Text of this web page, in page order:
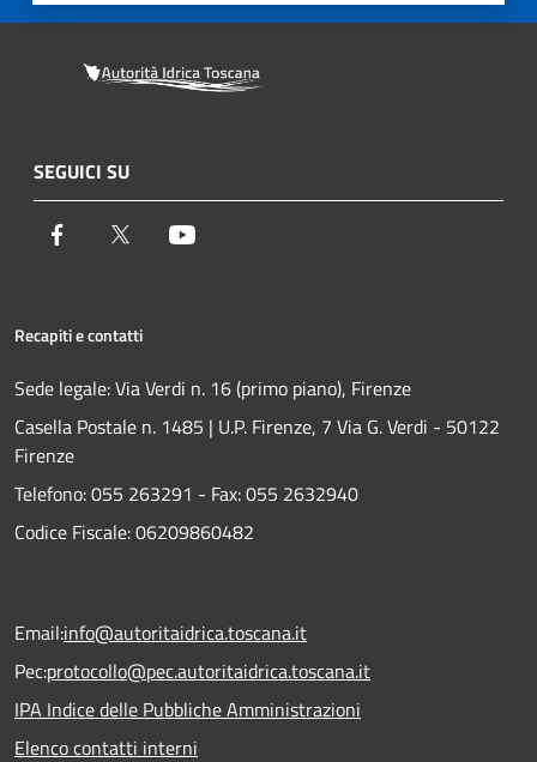
SEGUICI SU
Facebook Twitter
Recapiti e contatti
Sede legale: Via Verdi n. 16 (primo piano), Firenze
Casella Postale n. 1485 | U.P. Firenze, 7 Via G. Verdi - 50122
Firenze
Telefono:055 263291 - Fax:055 2632940
Codice Fiscale: 06209860482
Email:info@autoritaidrica.toscana.it
Pec:protocollo@pec.autoritaidrica.toscana.it
IPA Indice delle Pubbliche Amministrazioni
Elenco contatti interni